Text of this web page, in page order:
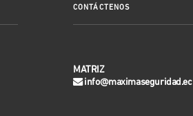
CONTÁCTENOS
MATRIZ
info@maximaseguridad.ec